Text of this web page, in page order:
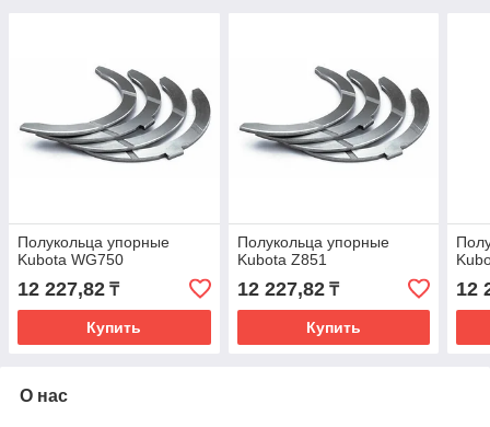
Полукольца упорные
Kubota WG750
12 227,82 ₸
Купить
Полукольца упорные
Kubota Z851
12 227,82₸
Купить
12
О нас